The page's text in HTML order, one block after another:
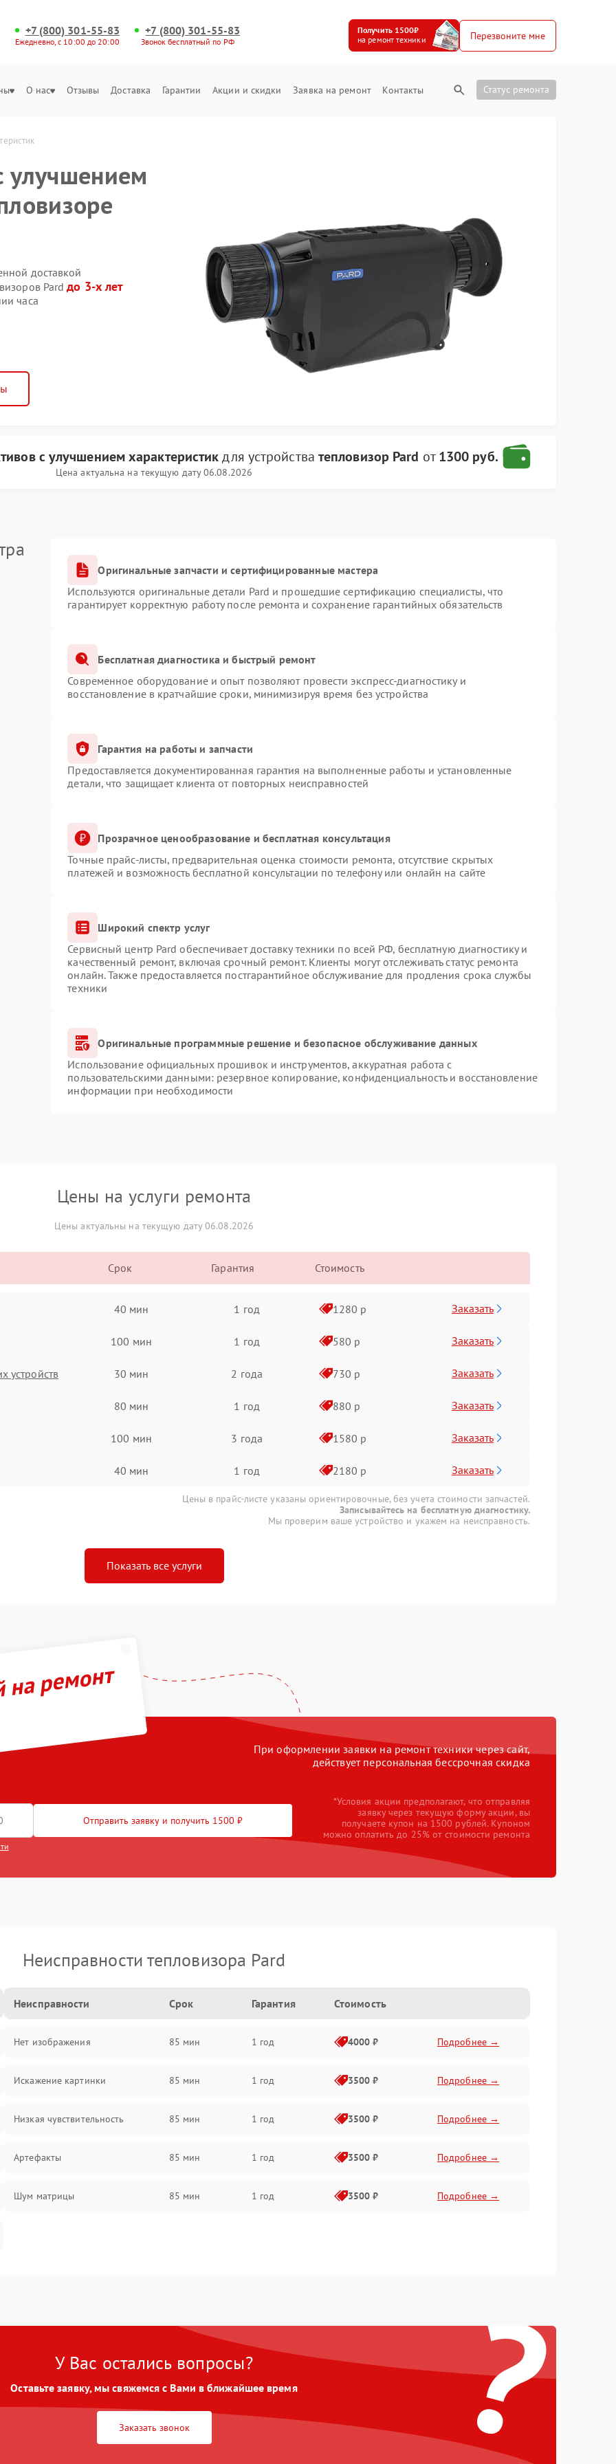
+7 (800) 301-55-83
Ежедневно, с 10:00 до 20:00
+7 (800) 301-55-83
Звонок бесплатный по РФ
Получить 1500₽
на ремонт техники
Перезвоните мне
О нас Отзывы Доставка Гарантии Акции и скидки Заявка на ремонт Контакты Статус ремонта
улучшением
доставкой
Pardдо 3-х лет
часа
с улучшением характеристикдля устройства тепловизор Pard от1300 руб.
Цена актуальна на текущую дату 06.08.2026
Оригинальные запчасти и сертифицированные мастера
Используются оригинальные детали Pard и прошедшие сертификацию специалисты, что
гарантирует корректную работу после ремонта и сохранение гарантийных обязательств
Бесплатная диагностика и быстрый ремонт
Современное оборудование и опыт позволяют провести экспресс-диагностику и
восстановление в кратчайшие сроки, минимизируя время без устройства
Гарантия на работы и запчасти
Предоставляется документированная гарантия на выполненные работы и установленные
детали, что защищает клиента от повторных неисправностей
Прозрачное ценообразование и бесплатная консультация
Точные прайс-листы, предварительная оценка стоимости ремонта, отсутствие скрытых
платежей и возможность бесплатной консультации по телефону или онлайн на сайте
Широкий спектр услуг
Сервисный центр Pard обеспечивает доставку техники по всей РФ, бесплатную диагностику и
качественный ремонт, включая срочный ремонт. Клиенты могут отслеживать статус ремонта
онлайн. Также предоставляется постгарантийное обслуживание для продления срока службы
техники
Оригинальные программные решение и безопасное обслуживание данных
Использование официальных прошивок и инструментов, аккуратная работа с
пользовательскими данными: резервное копирование, конфиденциальность и восстановление
информации при необходимости
Цены на услуги ремонта
Цены актуальны на текущую дату 06.08.2026
Срок Гарантия Стоимость
40 мин 1 год 1280 р Заказать
100 мин 1 год 580 р Заказать
устройств 30 мин 2 года 730 р Заказать
80 мин 1 год 880 р Заказать
100 мин 3 года 1580 р Заказать
40 мин 1 год 2180 р Заказать
Цены в прайс-листе указаны ориентировочные, без учета стоимости запчастей.
Записывайтесь на бесплатную диагностику.
Мы проверим ваше устройство и укажем на неисправность.
Показать все услуги
ремонт
При оформлении заявки на ремонт техники через сайт,
действует персональная бессрочная скидка
Отправить заявку и получить 1500 ₽
*Условия акции предполагают, что отправляя
заявку через текущую форму акции, вы
получаете купон на 1500 рублей. Купоном
можно оплатить до 25% от стоимости ремонта
Неисправности тепловизора Pard
Неисправности Срок Гарантия Стоимость
Нет изображения 85 мин 1 год 4000 ₽ Подробнее →
Искажение картинки 85 мин 1 год 3500 ₽ Подробнее →
Низкая чувствительность 85 мин 1 год 3500 ₽ Подробнее →
Артефакты 85 мин 1 год 3500 ₽ Подробнее →
Шум матрицы 85 мин 1 год 3500 ₽ Подробнее →
?
У Вас остались вопросы?
Оставьте заявку, мы свяжемся с Вами в ближайшее время
Заказать звонок